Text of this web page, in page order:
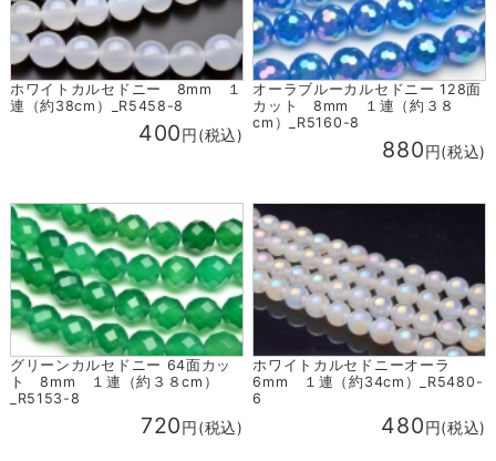
ホワイトカルセドニー 8mm １
連（約38cm）_R5458-8
400円(税込)
オーラブルーカルセドニー 128面
カット 8mm １連（約３８
cm）_R5160-8
880円(税込)
グリーンカルセドニー 64面カッ
ト 8mm １連（約３８cm）
_R5153-8
720円(税込)
ホワイトカルセドニーオーラ
6mm １連（約34cm）_R5480-
6
480円(税込)